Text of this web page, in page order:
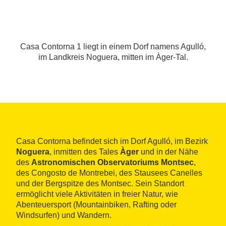
Casa Contorna 1 liegt in einem Dorf namens Agulló,
im Landkreis Noguera, mitten im Àger-Tal.
Casa Contorna befindet sich im Dorf Agulló, im Bezirk
Noguera, inmitten des Tales Àger und in der Nähe
des Astronomischen Observatoriums Montsec,
des Congosto de Montrebei, des Stausees Canelles
und der Bergspitze des Montsec. Sein Standort
ermöglicht viele Aktivitäten in freier Natur, wie
Abenteuersport (Mountainbiken, Rafting oder
Windsurfen) und Wandern.